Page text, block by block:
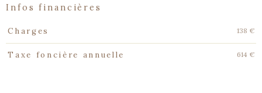
infos financières
Caractéristiques
Charges 138 €
Taxe foncière annuelle 614 €